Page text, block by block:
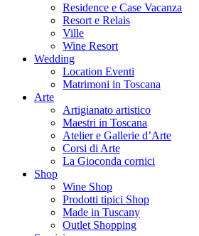
Residence e Case Vacanza
Resort e Relais
Ville
Wine Resort
Wedding
Location Eventi
Matrimoni in Toscana
Arte
Artigianato artistico
Maestri in Toscana
Atelier e Gallerie d’Arte
Corsi di Arte
La Gioconda cornici
Shop
Wine Shop
Prodotti tipici Shop
Made in Tuscany
Outlet Shopping